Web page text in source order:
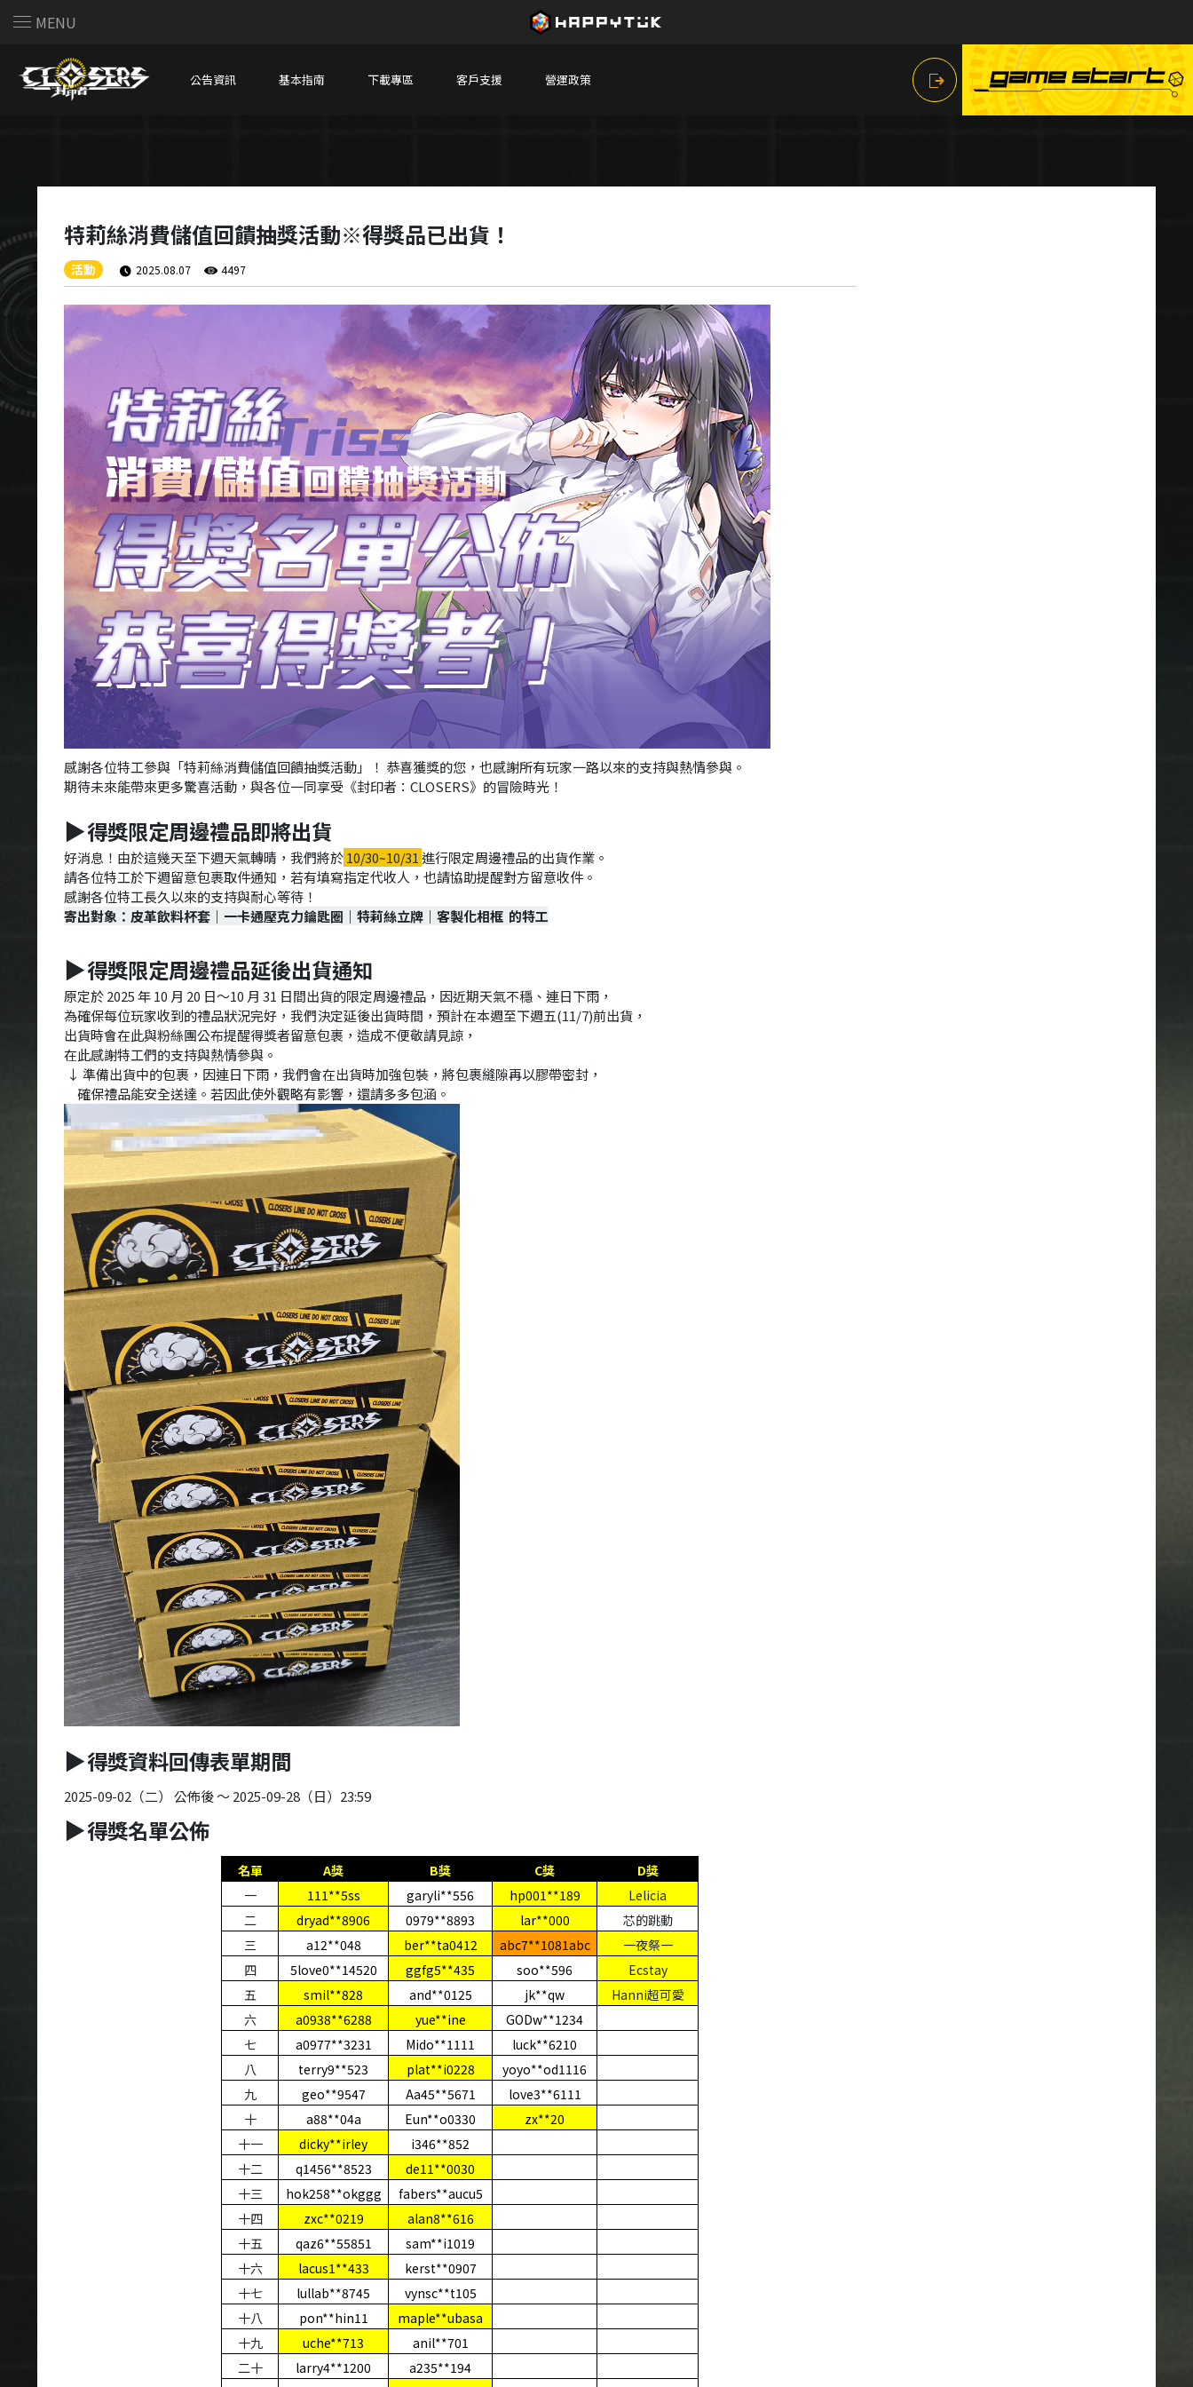
MENU
公告資訊 基本指南 下載專區 客戶支援 營運政策
特莉絲消費儲值回饋抽獎活動※得獎品已出貨！
活動 2025.08.07 4497
感謝各位特工參與「特莉絲消費儲值回饋抽獎活動」！ 恭喜獲獎的您，也感謝所有玩家一路以來的支持與熱情參與。
期待未來能帶來更多驚喜活動，與各位一同享受《封印者：CLOSERS》的冒險時光！
▶得獎限定周邊禮品即將出貨
好消息！由於這幾天至下週天氣轉晴，我們將於 10/30~10/31 進行限定周邊禮品的出貨作業。
請各位特工於下週留意包裹取件通知，若有填寫指定代收人，也請協助提醒對方留意收件。
感謝各位特工長久以來的支持與耐心等待！
寄出對象：皮革飲料杯套｜一卡通壓克力鑰匙圈｜特莉絲立牌｜客製化相框 的特工
▶得獎限定周邊禮品延後出貨通知
原定於 2025 年 10 月 20 日～10 月 31 日間出貨的限定周邊禮品，因近期天氣不穩、連日下雨，
為確保每位玩家收到的禮品狀況完好，我們決定延後出貨時間，預計在本週至下週五(11/7)前出貨，
出貨時會在此與粉絲團公布提醒得獎者留意包裹，造成不便敬請見諒，
在此感謝特工們的支持與熱情參與。
↓ 準備出貨中的包裹，因連日下雨，我們會在出貨時加強包裝，將包裹縫隙再以膠帶密封，
確保禮品能安全送達。若因此使外觀略有影響，還請多多包涵。
▶得獎資料回傳表單期間
2025-09-02（二） 公佈後 ～ 2025-09-28（日）23:59
▶得獎名單公佈
名單 A獎 B獎 C獎 D獎
一
111**5ss garyli**556 hp001**189
Lelicia
二
dryad**8906 0979**8893 lar**000
芯的跳動
三
a12**048 ber**ta0412 abc7**1081abc
一夜祭一
四
5love0**14520 ggfg5**435 soo**596
Ecstay
五
smil**828 and**0125 jk**qw Hanni超可愛
六
a0938**6288 yue**ine
GODw**1234
七
a0977**3231 Mido**1111
luck**6210
八
terry9**523 plat**i0228
yoyo**od1116
九
geo**9547 Aa45**5671
love3**6111
十
a88**04a Eun**o0330
zx**20
十一
dicky**irley
i346**852
十二
q1456**8523
de11**0030
十三
hok258**okggg
fabers**aucu5
十四
zxc**0219
alan8**616
十五
qaz6**55851
sam**i1019
十六
lacus1**433
kerst**0907
十七
lullab**8745
vynsc**t105
十八
pon**hin11
maple**ubasa
十九
uche**713
anil**701
二十
larry4**1200
a235**194